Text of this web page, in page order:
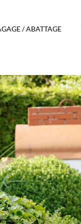
/ ABATTAGE